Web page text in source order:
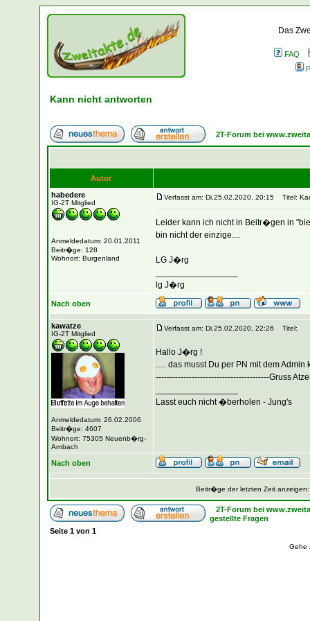
Das
FAQ
Kann nicht antworten
2T-Forum bei
Autor
habedere
IG-2T Mitglied
Anmeldedatum: 20.01.2011
Beitr�ge: 128
Wohnort: Burgenland
Verfasst am: Di.25.02.2020, 20:15 Titel:
Leider kann ich nicht in Beitr�gen in
bin nicht der einzige....
LG J�rg
lg J�rg
Nach oben
kawatze
IG-2T Mitglied
Anmeldedatum: 26.02.2006
Beitr�ge: 4607
Wohnort: 75305 Neuenb�rg-
Arnbach
Verfasst am: Di.25.02.2020, 22:26 Titel:
Hallo J�rg !
..... das musst Du per PN mit dem
-----------------------------------------Gruss
Lasst euch nicht �berholen - Jung's
Nach oben
Beitr�ge der letzten Zeit
2T-Forum bei
gestellte Fragen
Seite 1von 1
Gehe